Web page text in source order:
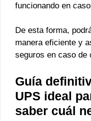
funcionando en
De esta forma,
manera eficiente y
seguros en caso de
Guía
UPS ideal
saber cuál